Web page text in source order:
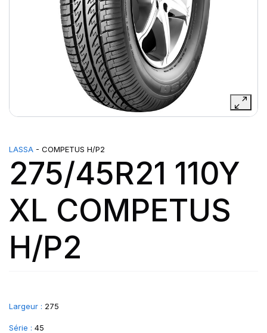
LASSA - COMPETUS H/P2
275/45R21 110Y
XL COMPETUS
H/P2
Largeur : 275
Série : 45